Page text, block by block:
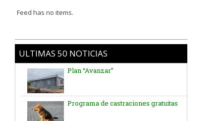
Feed has no items.
ULTIMAS 50 NOTICIAS
Plan “Avanzar”
Programa de castraciones gratuitas
El Tema Retro de la Jornada